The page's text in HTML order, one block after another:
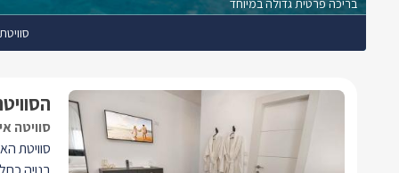
בריכה פרטית גדולה במיוחד
סוויטה
סוויטת